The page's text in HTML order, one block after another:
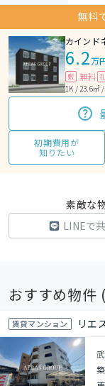
無料
カインド
6.2万
敷 無料
1K / 23.6㎡
初期費用が
知りたい
素敵な
LINEで
おすすめ物件 (
賃貸マンション リエ